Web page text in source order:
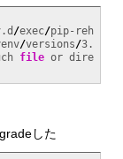
/exec/pip-reh
/versions/3.
file or dire
した